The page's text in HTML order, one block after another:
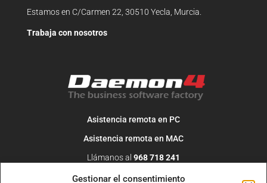
Gestionar el consentimiento
Estamos en C/Carmen 22, 30510 Yecla, Murcia.
Trabaja con nosotros
Asistencia remota en PC
Asistencia remota en MAC
Llámanos al 968 718 241